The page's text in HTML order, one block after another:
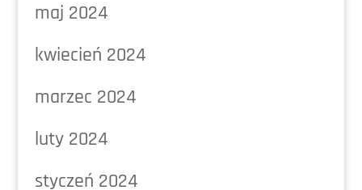
maj 2024
kwiecień 2024
marzec 2024
luty 2024
styczeń 2024